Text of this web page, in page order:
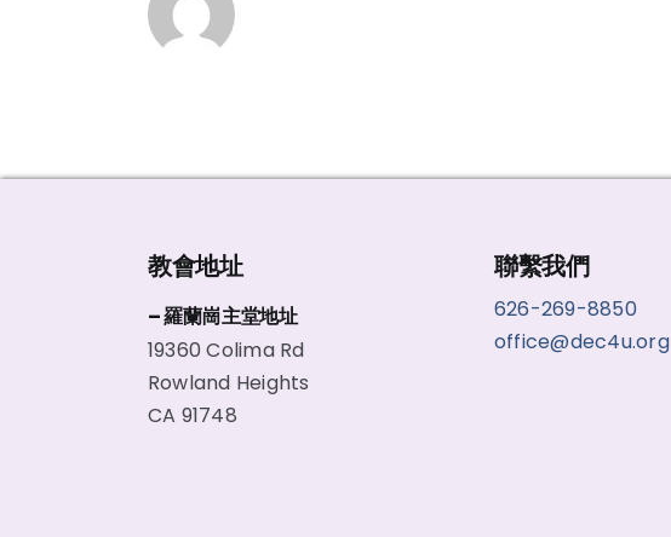
教會地址
– 羅蘭崗主堂地址
19360 Colima Rd
Rowland Heights
CA 91748
聯繫我們
626-269-8850
office@dec4u.org